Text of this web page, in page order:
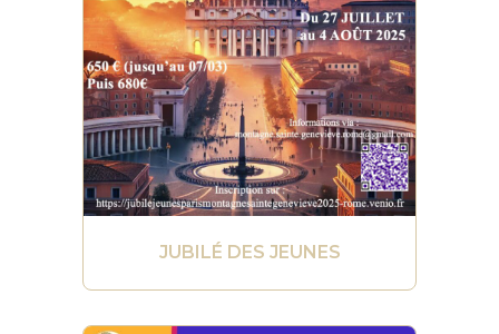
JUBILÉ DES JEUNES